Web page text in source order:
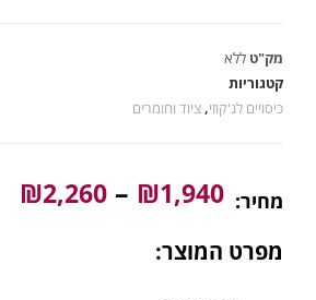
מק"ט ללא
קטגוריות
כיסויים לג'קוזי, ציוד וחומרים
מחיר: ₪1,940
–
₪2,260
מפרט המוצר: